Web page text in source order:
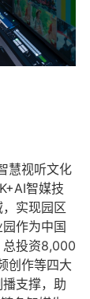
慧视听文化
智媒技
实现园区
作为中国
总投资8,000
创作等四大
支撑，助